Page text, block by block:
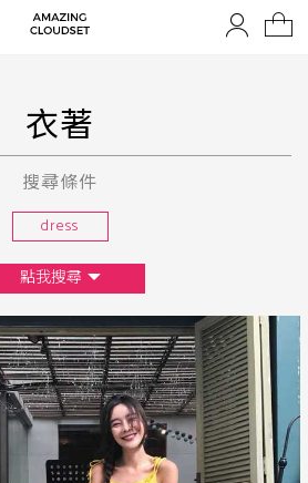
衣著
搜尋條件
dress
點我搜尋
尺寸
M L F
顏色